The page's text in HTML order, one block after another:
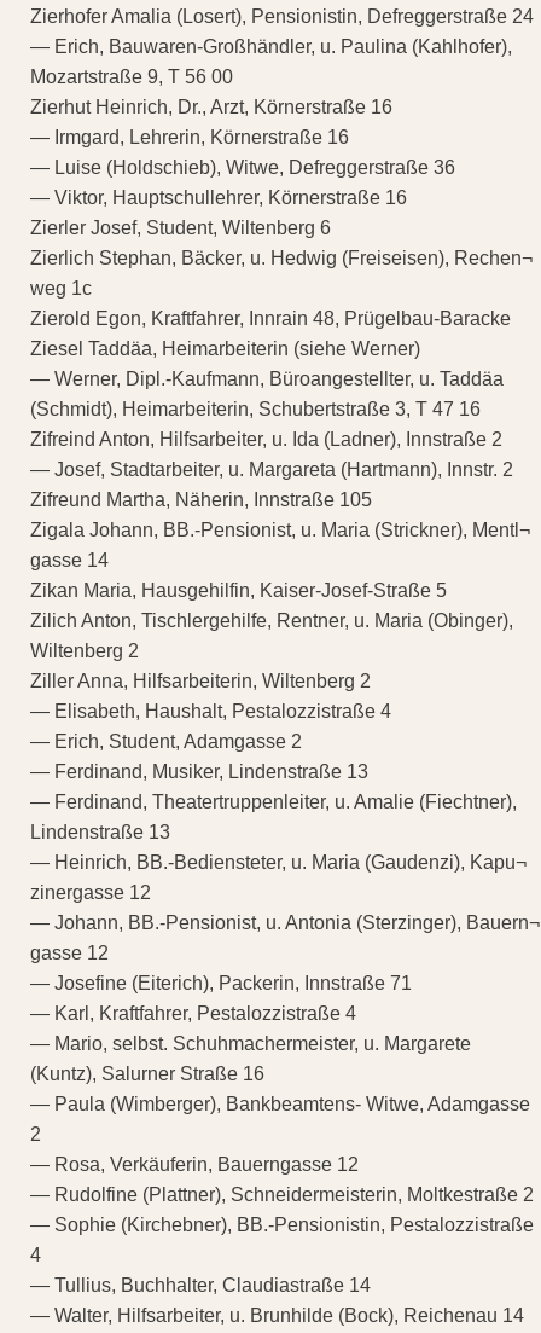
Zierhofer Amalia (Losert), Pensionistin, Defreggerstraße 24
— Erich, Bauwaren-Großhändler, u. Paulina (Kahlhofer),
Mozartstraße 9, T 56 00
Zierhut Heinrich, Dr., Arzt, Körnerstraße 16
— Irmgard, Lehrerin, Körnerstraße 16
— Luise (Holdschieb), Witwe, Defreggerstraße 36
— Viktor, Hauptschullehrer, Körnerstraße 16
Zierler Josef, Student, Wiltenberg 6
Zierlich Stephan, Bäcker, u. Hedwig (Freiseisen), Rechen¬
weg 1c
Zierold Egon, Kraftfahrer, Innrain 48, Prügelbau-Baracke
Ziesel Taddäa, Heimarbeiterin (siehe Werner)
— Werner, Dipl.-Kaufmann, Büroangestellter, u. Taddäa
(Schmidt), Heimarbeiterin, Schubertstraße 3, T 47 16
Zifreind Anton, Hilfsarbeiter, u. Ida (Ladner), Innstraße 2
— Josef, Stadtarbeiter, u. Margareta (Hartmann), Innstr. 2
Zifreund Martha, Näherin, Innstraße 105
Zigala Johann, BB.-Pensionist, u. Maria (Strickner), Mentl¬
gasse 14
Zikan Maria, Hausgehilfin, Kaiser-Josef-Straße 5
Zilich Anton, Tischlergehilfe, Rentner, u. Maria (Obinger),
Wiltenberg 2
Ziller Anna, Hilfsarbeiterin, Wiltenberg 2
— Elisabeth, Haushalt, Pestalozzistraße 4
— Erich, Student, Adamgasse 2
— Ferdinand, Musiker, Lindenstraße 13
— Ferdinand, Theatertruppenleiter, u. Amalie (Fiechtner),
Lindenstraße 13
— Heinrich, BB.-Bediensteter, u. Maria (Gaudenzi), Kapu¬
zinergasse 12
— Johann, BB.-Pensionist, u. Antonia (Sterzinger), Bauern¬
gasse 12
— Josefine (Eiterich), Packerin, Innstraße 71
— Karl, Kraftfahrer, Pestalozzistraße 4
— Mario, selbst. Schuhmachermeister, u. Margarete
(Kuntz), Salurner Straße 16
— Paula (Wimberger), Bankbeamtens- Witwe, Adamgasse
2
— Rosa, Verkäuferin, Bauerngasse 12
— Rudolfine (Plattner), Schneidermeisterin, Moltkestraße 2
— Sophie (Kirchebner), BB.-Pensionistin, Pestalozzistraße
4
— Tullius, Buchhalter, Claudiastraße 14
— Walter, Hilfsarbeiter, u. Brunhilde (Bock), Reichenau 14